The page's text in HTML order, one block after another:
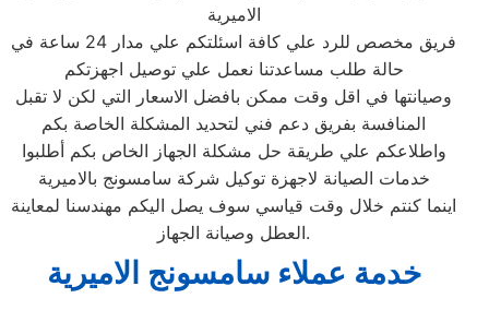
الاميرية
فريق مخصص للرد علي كافة اسئلتكم علي مدار 24 ساعة في
حالة طلب مساعدتنا نعمل علي توصيل اجهزتكم
وصيانتها في اقل وقت ممكن بافضل الاسعار التي لكن لا تقبل
المنافسة بفريق دعم فني لتحديد المشكلة الخاصة بكم
واطلاعكم علي طريقة حل مشكلة الجهاز الخاص بكم أطلبوا
خدمات الصيانة لاجهزة توكيل شركة سامسونج بالاميرية
اينما كنتم خلال وقت قياسي سوف يصل اليكم مهندسنا لمعاينة
العطل وصيانة الجهاز.
خدمة عملاء سامسونج الاميرية